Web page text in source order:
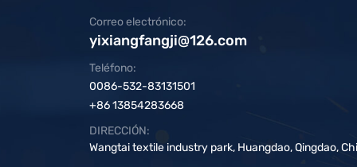
Correo electrónico:
yixiangfangji@126.com
Teléfono:
0086-532-83131501
+86 13854283668
DIRECCIÓN:
Wangtai textile industry park, Huangdao, Qingdao,